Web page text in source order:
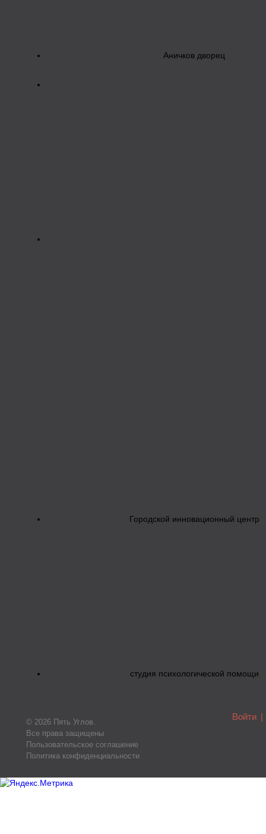
Аничков дворец
Городской инновационный центр
студия психологической помощи
© 2026 Пять Углов.
Все права защищены
Пользовательское соглашение
Политика конфиденциальности
Войти